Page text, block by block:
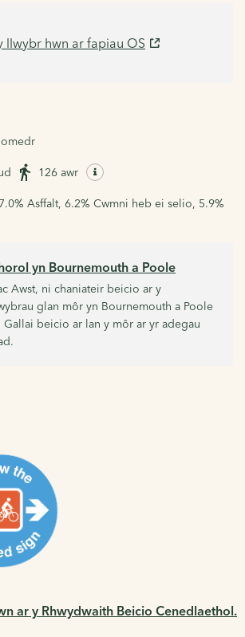
llwybr hwn ar fapiau OS
126 awr
Asffalt, 6.2% Cwmni heb ei selio, 5.9%
yn Bournemouth a Poole
Awst, ni chaniateir beicio ar y
glan môr yn Bournemouth a Poole
Gallai beicio ar lan y môr ar yr adegau
ar y Rhwydwaith Beicio Cenedlaethol.